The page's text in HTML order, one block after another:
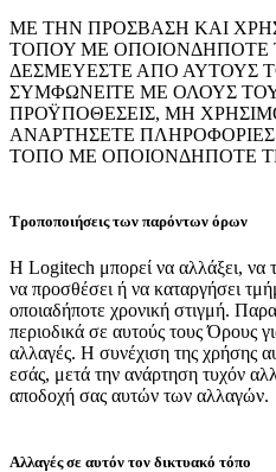
ΜΕ ΤΗΝ ΠΡΟΣΒΑΣΗ ΚΑΙ
ΤΟΠΟΥ ΜΕ ΟΠΟΙΟΝΔΗΠΟΤΕ
ΔΕΣΜΕΥΕΣΤΕ ΑΠΟ ΑΥΤΟΥΣ
ΣΥΜΦΩΝΕΙΤΕ ΜΕ ΟΛΟΥΣ
ΠΡΟΫΠΟΘΕΣΕΙΣ, ΜΗ
ΑΝΑΡΤΗΣΕΤΕ
ΤΟΠΟ ΜΕ ΟΠΟΙΟΝΔΗΠΟΤΕ
Τροποποιήσεις των παρόντων όρων
Η Logitech μπορεί να αλλάξει, να
να προσθέσει ή να καταργήσει
οποιαδήποτε χρονική στιγμή.
περιοδικά σε αυτούς τους Όρους
αλλαγές. Η συνέχιση της χρήσης
εσάς, μετά την ανάρτηση τυχόν
αποδοχή σας αυτών των αλλαγών.
Αλλαγές σε αυτόν τον δικτυακό τόπο